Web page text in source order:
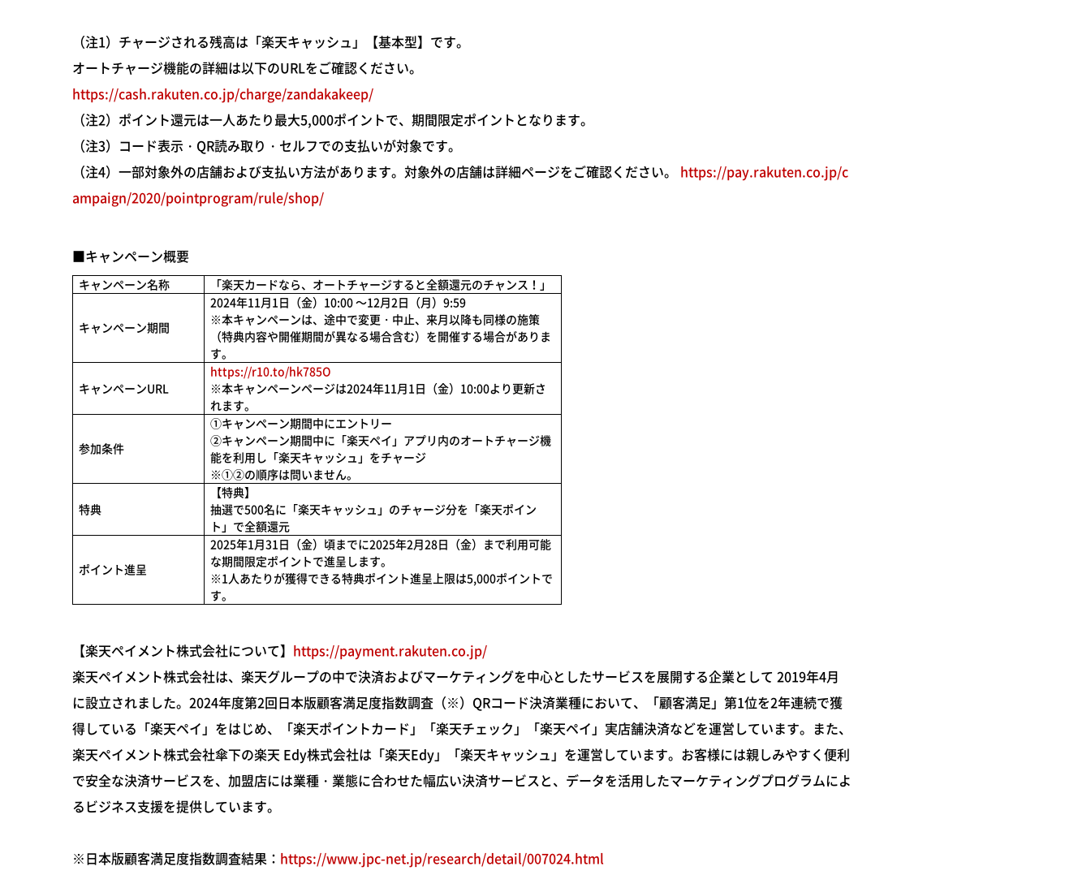
（注1）チャージされる残高は「楽天キャッシュ」【基本型】です。
オートチャージ機能の詳細は以下のURLをご確認ください。
https://cash.rakuten.co.jp/charge/zandakakeep/
（注2）ポイント還元は一人あたり最大5,000ポイントで、期間限定ポイントとなります。
（注3）コード表示・QR読み取り・セルフでの支払いが対象です。
（注4）一部対象外の店舗および支払い方法があります。対象外の店舗は詳細ページをご確認ください。 https://pay.rakuten.co.jp/c
ampaign/2020/pointprogram/rule/shop/
■キャンペーン概要
キャンペーン名称 「楽天カードなら、オートチャージすると全額還元のチャンス！」
キャンペーン期間
2024年11月1日（金）10:00 ～12月2日（月）9:59
※本キャンペーンは、途中で変更・中止、来月以降も同様の施策
（特典内容や開催期間が異なる場合含む）を開催する場合がありま
す。
キャンペーンURL
https://r10.to/hk785O
※本キャンペーンページは2024年11月1日（金）10:00より更新さ
れます。
参加条件
①キャンペーン期間中にエントリー
②キャンペーン期間中に「楽天ペイ」アプリ内のオートチャージ機
能を利用し「楽天キャッシュ」をチャージ
※①②の順序は問いません。
特典
【特典】
抽選で500名に「楽天キャッシュ」のチャージ分を「楽天ポイン
ト」で全額還元
ポイント進呈
2025年1月31日（金）頃までに2025年2月28日（金）まで利用可能
な期間限定ポイントで進呈します。
※1人あたりが獲得できる特典ポイント進呈上限は5,000ポイントで
す。
【楽天ペイメント株式会社について】 https://payment.rakuten.co.jp/
楽天ペイメント株式会社は、楽天グループの中で決済およびマーケティングを中心としたサービスを展開する企業として 2019年4月
に設立されました。2024年度第2回日本版顧客満足度指数調査（※）QRコード決済業種において、「顧客満足」第1位を2年連続で獲
得している「楽天ペイ」をはじめ、「楽天ポイントカード」「楽天チェック」「楽天ペイ」実店舗決済などを運営しています。また、
楽天ペイメント株式会社傘下の楽天 Edy株式会社は「楽天Edy」「楽天キャッシュ」を運営しています。お客様には親しみやすく便利
で安全な決済サービスを、加盟店には業種・業態に合わせた幅広い決済サービスと、データを活用したマーケティングプログラムによ
るビジネス支援を提供しています。
※日本版顧客満足度指数調査結果： https://www.jpc-net.jp/research/detail/007024.html